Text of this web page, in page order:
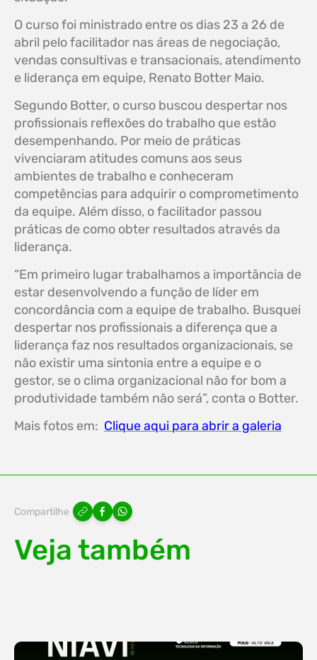
O curso foi ministrado entre os dias 23 a 26 de
abril pelo facilitador nas áreas de negociação,
vendas consultivas e transacionais, atendimento
e liderança em equipe, Renato Botter Maio.
Segundo Botter, o curso buscou despertar nos
profissionais reflexões do trabalho que estão
desempenhando. Por meio de práticas
vivenciaram atitudes comuns aos seus
ambientes de trabalho e conheceram
competências para adquirir o comprometimento
da equipe. Além disso, o facilitador passou
práticas de como obter resultados através da
liderança.
“Em primeiro lugar trabalhamos a importância de
estar desenvolvendo a função de líder em
concordância com a equipe de trabalho. Busquei
despertar nos profissionais a diferença que a
liderança faz nos resultados organizacionais, se
não existir uma sintonia entre a equipe e o
gestor, se o clima organizacional não for bom a
produtividade também não será”, conta o Botter.
Mais fotos em: Clique aqui para abrir a galeria
Compartilhe
Veja também